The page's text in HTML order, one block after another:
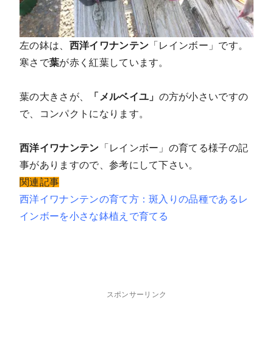
左の鉢は、 西洋イワナンテン 「レインボー」です。
寒さで葉が赤く紅葉しています。
葉の大きさが、 「メルベイユ」 の方が小さいですの
で、コンパクトになります。
西洋イワナンテン 「レインボー」の育てる様子の記
事がありますので、参考にして下さい。
関連記事
西洋イワナンテンの育て方：斑入りの品種であるレ
インボーを小さな鉢植えで育てる
スポンサーリンク